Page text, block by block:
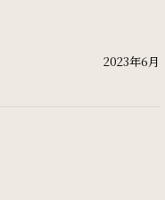
2023年6月